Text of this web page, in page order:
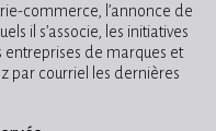
commerce, l’annonce de
il s’associe, les initiatives
entreprises de marques et
par courriel les dernières